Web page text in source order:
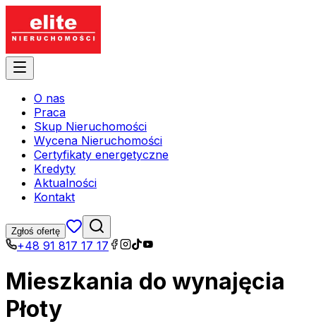
O nas
Praca
Skup Nieruchomości
Wycena Nieruchomości
Certyfikaty energetyczne
Kredyty
Aktualności
Kontakt
Zgłoś ofertę
+48 91 817 17 17
Mieszkania do wynajęcia
Płoty